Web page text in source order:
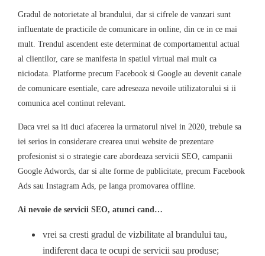
Gradul de notorietate al brandului, dar si cifrele de vanzari sunt
influentate de practicile de comunicare in online, din ce in ce mai
mult. Trendul ascendent este determinat de comportamentul actual
al clientilor, care se manifesta in spatiul virtual mai mult ca
niciodata. Platforme precum Facebook si Google au devenit canale
de comunicare esentiale, care adreseaza nevoile utilizatorului si ii
comunica acel continut relevant.
Daca vrei sa iti duci afacerea la urmatorul nivel in 2020, trebuie sa
iei serios in considerare crearea unui website de prezentare
profesionist si o strategie care abordeaza servicii SEO, campanii
Google Adwords, dar si alte forme de publicitate, precum Facebook
Ads sau Instagram Ads, pe langa promovarea offline.
Ai nevoie de servicii SEO, atunci cand…
vrei sa cresti gradul de vizbilitate al brandului tau,
indiferent daca te ocupi de servicii sau produse;